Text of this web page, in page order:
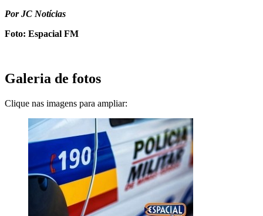
Por JC Notícias
Foto: Espacial FM
Galeria de fotos
Clique nas imagens para ampliar: